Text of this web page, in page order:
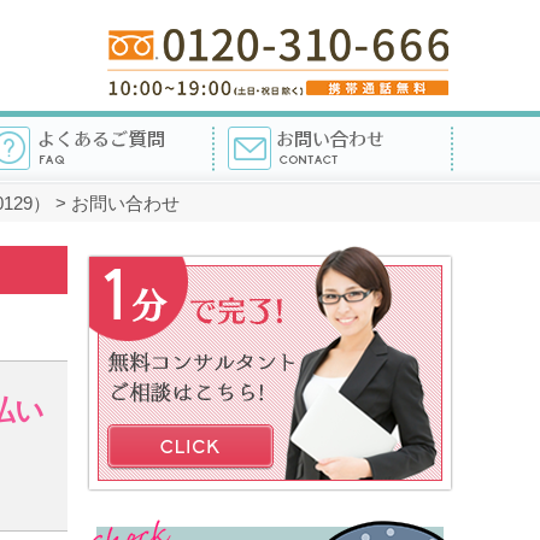
） > お問い合わせ
い